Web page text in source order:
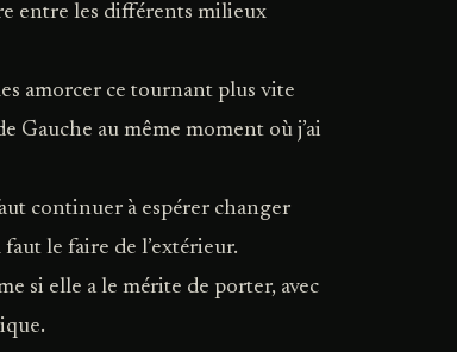
entre les différents milieux
amorcer ce tournant plus vite
Gauche au même moment où j’ai
continuer à espérer changer
le faire de l’extérieur.
si elle a le mérite de porter, avec